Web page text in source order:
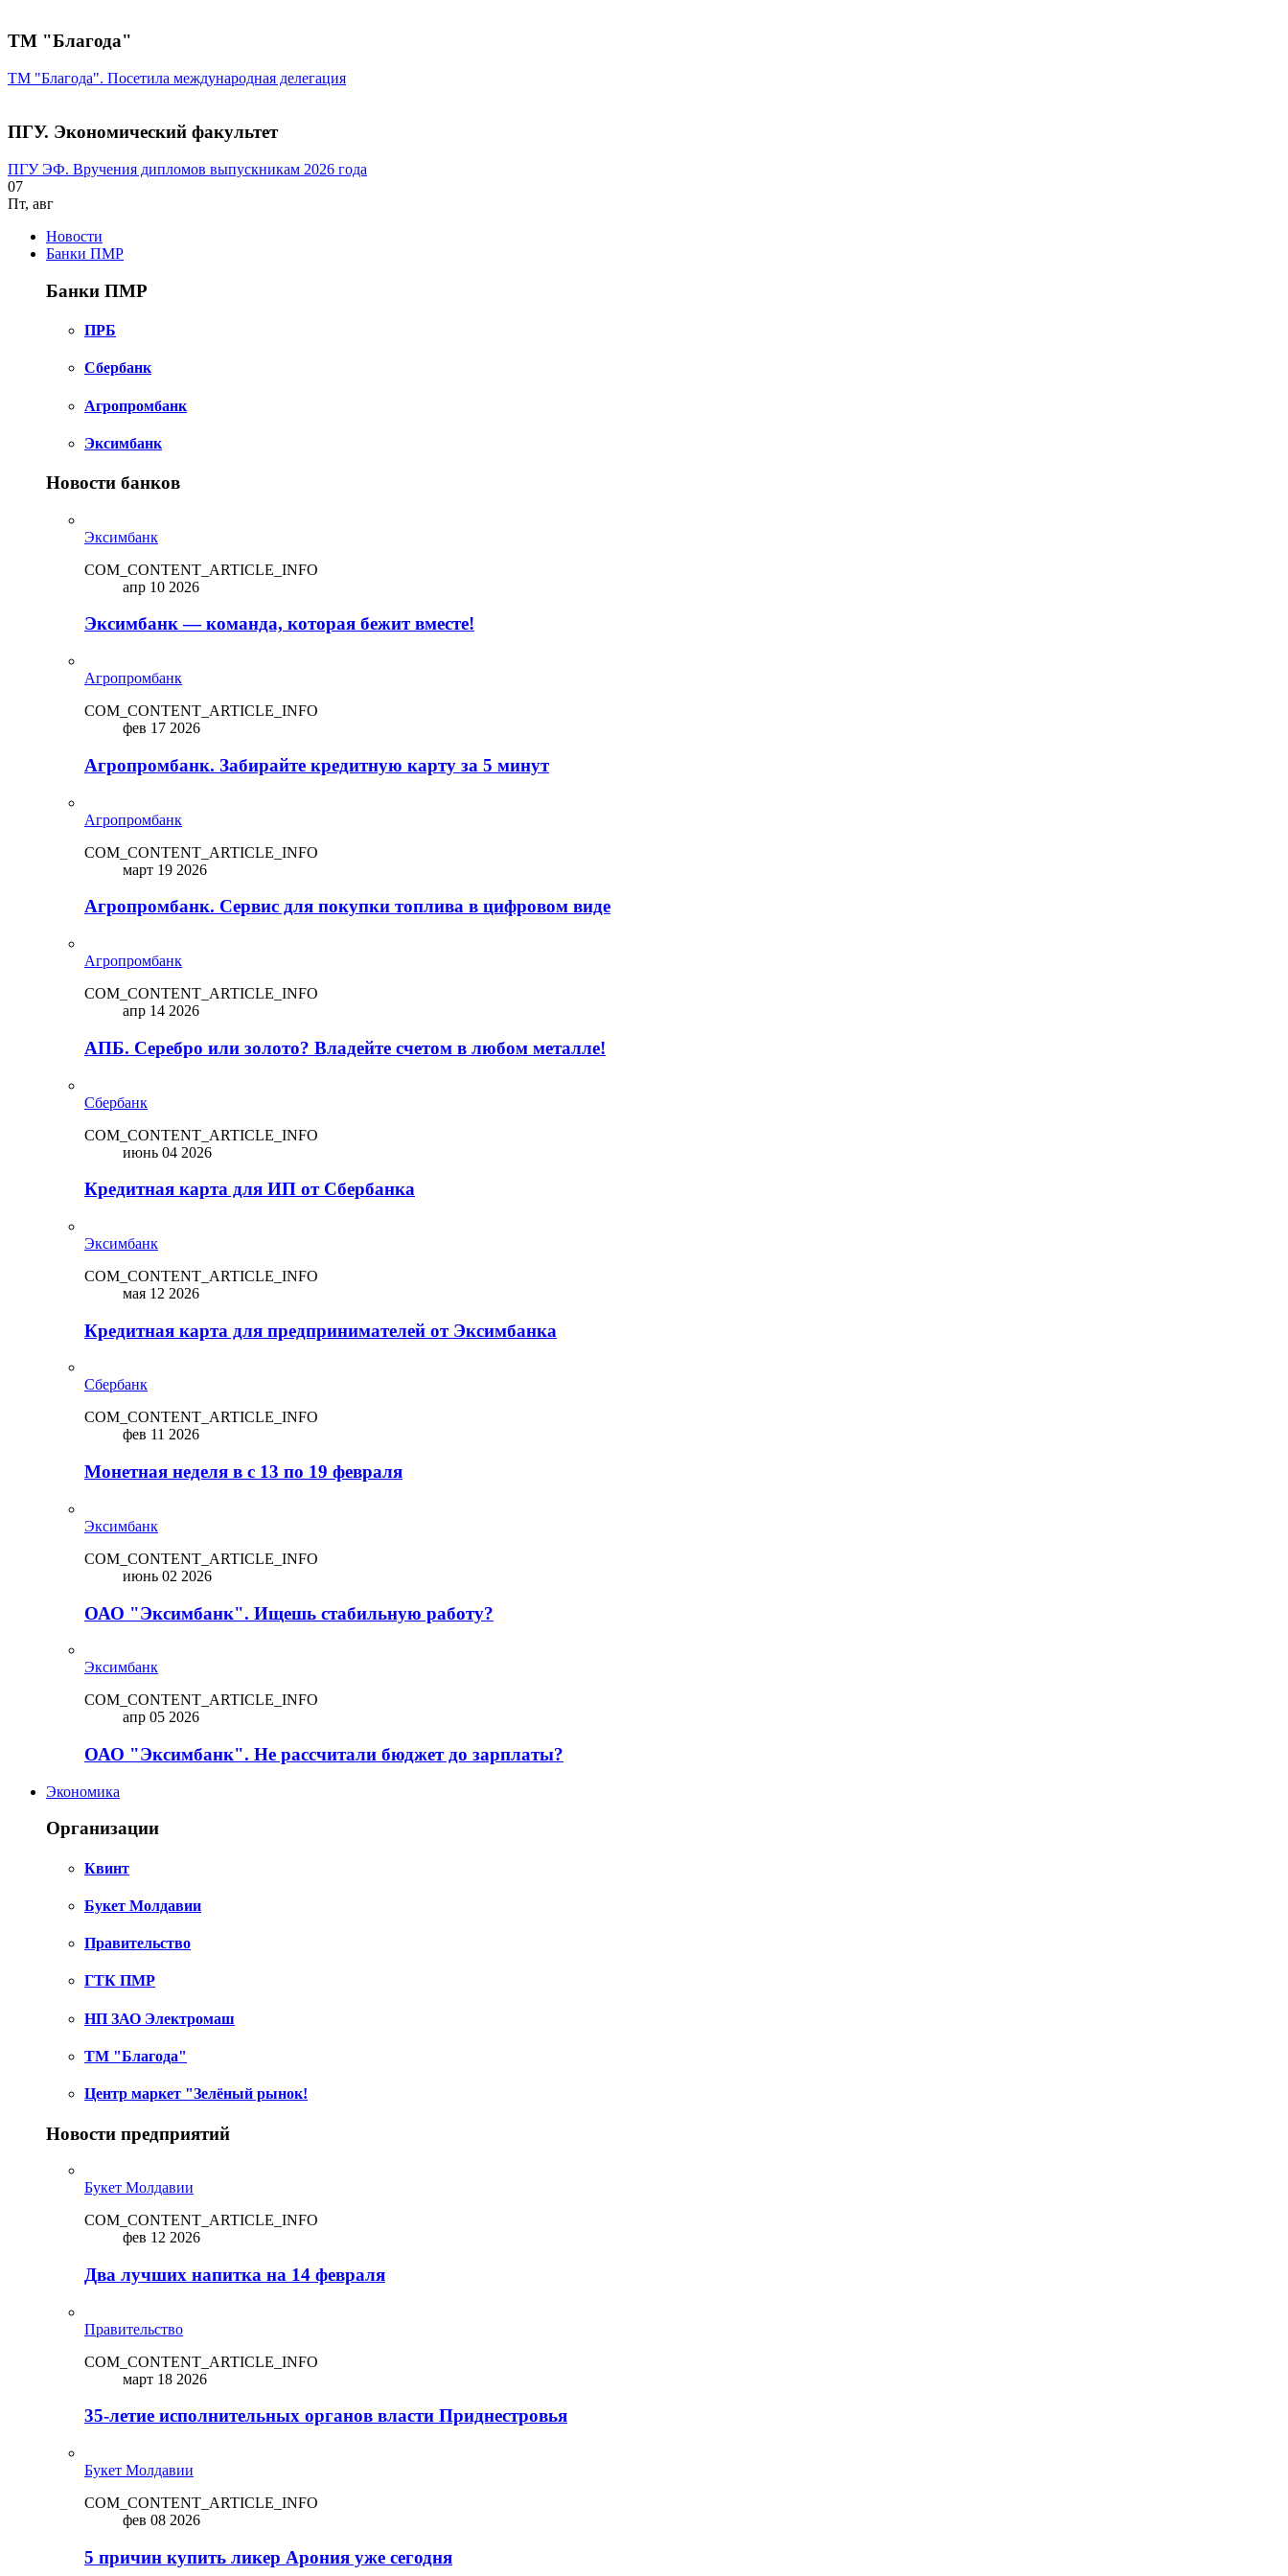
ТМ "Благода"
ТМ "Благода". Посетила международная делегация
ПГУ. Экономический факультет
ПГУ ЭФ. Вручения дипломов выпускникам 2026 года
07
Пт, авг
Новости
Банки ПМР
Банки ПМР
ПРБ
Сбербанк
Агропромбанк
Эксимбанк
Новости банков
Эксимбанк
COM_CONTENT_ARTICLE_INFO
апр 10 2026
Эксимбанк — команда, которая бежит вместе!
Агропромбанк
COM_CONTENT_ARTICLE_INFO
фев 17 2026
Агропромбанк. Забирайте кредитную карту за 5 минут
Агропромбанк
COM_CONTENT_ARTICLE_INFO
март 19 2026
Агропромбанк. Сервис для покупки топлива в цифровом виде
Агропромбанк
COM_CONTENT_ARTICLE_INFO
апр 14 2026
АПБ. Серебро или золото? Владейте счетом в любом металле!
Сбербанк
COM_CONTENT_ARTICLE_INFO
июнь 04 2026
Кредитная карта для ИП от Сбербанка
Эксимбанк
COM_CONTENT_ARTICLE_INFO
мая 12 2026
Кредитная карта для предпринимателей от Эксимбанка
Сбербанк
COM_CONTENT_ARTICLE_INFO
фев 11 2026
Монетная неделя в с 13 по 19 февраля
Эксимбанк
COM_CONTENT_ARTICLE_INFO
июнь 02 2026
ОАО "Эксимбанк". Ищешь стабильную работу?
Эксимбанк
COM_CONTENT_ARTICLE_INFO
апр 05 2026
ОАО "Эксимбанк". Не рассчитали бюджет до зарплаты?
Экономика
Организации
Квинт
Букет Молдавии
Правительство
ГТК ПМР
НП ЗАО Электромаш
ТМ "Благода"
Центр маркет "Зелёный рынок!
Новости предприятий
Букет Молдавии
COM_CONTENT_ARTICLE_INFO
фев 12 2026
Два лучших напитка на 14 февраля
Правительство
COM_CONTENT_ARTICLE_INFO
март 18 2026
35-летие исполнительных органов власти Приднестровья
Букет Молдавии
COM_CONTENT_ARTICLE_INFO
фев 08 2026
5 причин купить ликep Арония уже сегодня